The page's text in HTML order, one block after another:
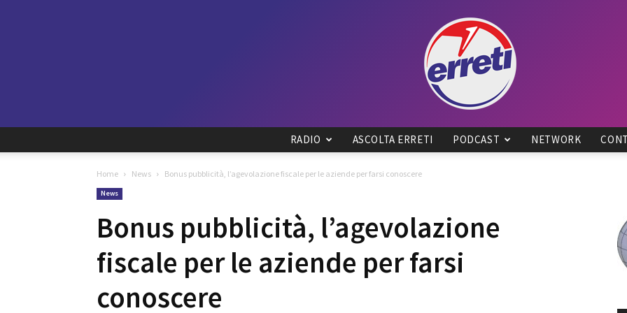
RADIO ASCOLTA ERRETI PODCAST NETWORK
Home News Bonus pubblicità, l’agevolazione fiscale per le aziende per farsi conoscere
News
Bonus pubblicità, l’agevolazione
fiscale per le aziende per farsi
conoscere